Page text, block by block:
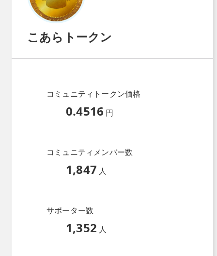
こあらトークン
コミュニティトークン価格
0.4516 円
コミュニティメンバー数
1,847 人
サポーター数
1,352 人